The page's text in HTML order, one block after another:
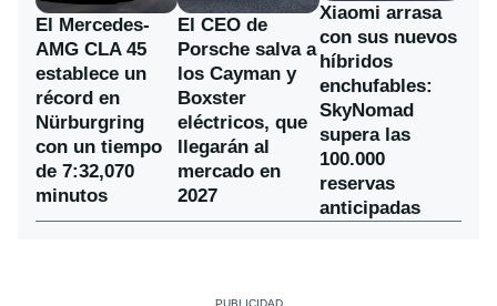
El Mercedes-
AMG CLA 45
establece un
récord en
Nürburgring
con un tiempo
de 7:32,070
minutos
El CEO de
Porsche salva a
los Cayman y
Boxster
eléctricos, que
llegarán al
mercado en
2027
Xiaomi arrasa
con sus nuevos
híbridos
enchufables:
SkyNomad
supera las
100.000
reservas
anticipadas